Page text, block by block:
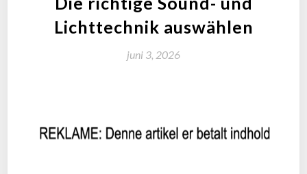
Lichttechnik auswählen
juni 3, 2026